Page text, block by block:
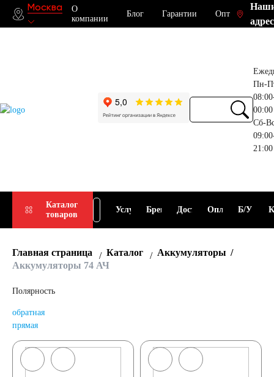
Москва
О
компании
Блог Гарантии Опт
Пн-
00:00
Сб-
21:00
Каталог
товаров
Подбор
АКБ
Услуги Бренды ДоставкаОплата Б/У
Главная страница Каталог
Аккумуляторы
Аккумуляторы 74 АЧ
Полярность
обратная
прямая